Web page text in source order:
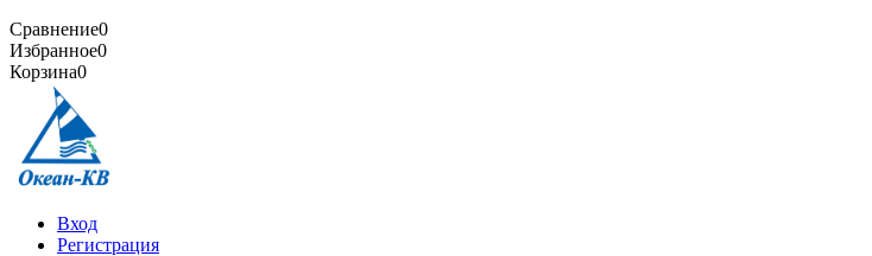
Сравнение0
Избранное0
Корзина0
Вход
Регистрация